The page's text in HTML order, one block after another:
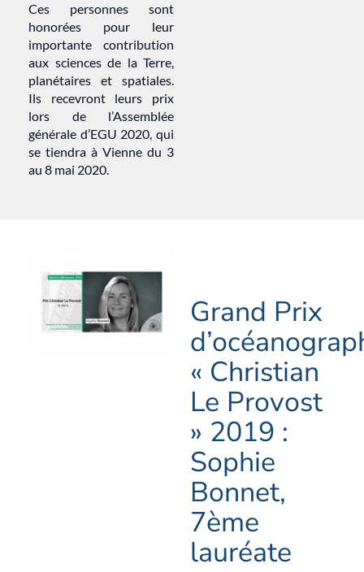
Ces personnes sont
honorées pour leur
importante contribution
aux sciences de la Terre,
planétaires et spatiales.
Ils recevront leurs prix
lors de l’Assemblée
générale d’EGU 2020, qui
se tiendra à Vienne du 3
au 8 mai 2020.
Grand Prix
« Christian
Le Provost
» 2019 :
Sophie
Bonnet,
7ème
lauréate